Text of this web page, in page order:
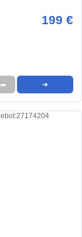
199 €
➦ ➜